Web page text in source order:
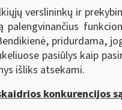
verslininkų ir
palengvinančius
pridurdama,
pasiūlys kaip
išliks atsekami.
konkurencijos